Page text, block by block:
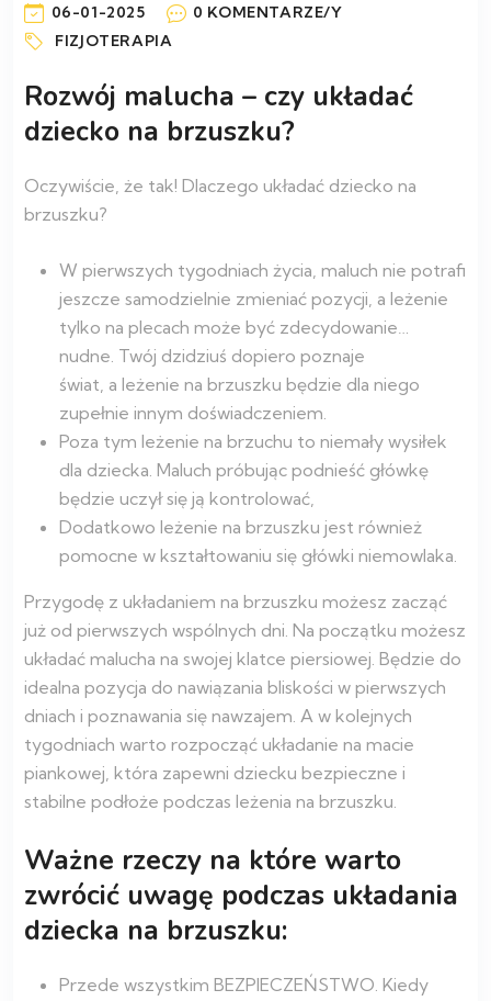
06-01-2025
0 KOMENTARZE/Y
FIZJOTERAPIA
Rozwój malucha – czy układać
dziecko na brzuszku?
Oczywiście, że tak! Dlaczego układać dziecko na
brzuszku?
W pierwszych tygodniach życia, maluch nie potrafi
jeszcze samodzielnie zmieniać pozycji, a leżenie
tylko na plecach może być zdecydowanie…
nudne. Twój dzidziuś dopiero poznaje
świat, a leżenie na brzuszku będzie dla niego
zupełnie innym doświadczeniem.
Poza tym leżenie na brzuchu to niemały wysiłek
dla dziecka. Maluch próbując podnieść główkę
będzie uczył się ją kontrolować,
Dodatkowo leżenie na brzuszku jest również
pomocne w kształtowaniu się główki niemowlaka.
Przygodę z układaniem na brzuszku możesz zacząć
już od pierwszych wspólnych dni. Na początku możesz
układać malucha na swojej klatce piersiowej. Będzie do
idealna pozycja do nawiązania bliskości w pierwszych
dniach i poznawania się nawzajem. A w kolejnych
tygodniach warto rozpocząć układanie na macie
piankowej, która zapewni dziecku bezpieczne i
stabilne podłoże podczas leżenia na brzuszku.
Ważne rzeczy na które warto
zwrócić uwagę podczas układania
dziecka na brzuszku:
Przede wszystkim BEZPIECZEŃSTWO. Kiedy